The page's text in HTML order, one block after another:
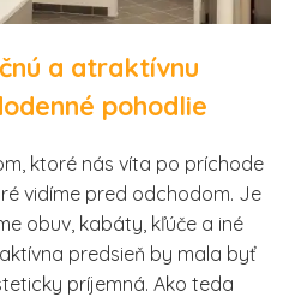
a atraktívnu
pohodlie
ktoré nás víta po príchode
vidíme pred odchodom. Je
obuv, kabáty, kľúče a iné
predsieň by mala byť
príjemná. Ako teda